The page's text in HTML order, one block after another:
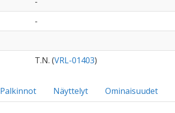
-
T.N. (VRL-01403)
Palkinnot Näyttelyt Ominaisuudet